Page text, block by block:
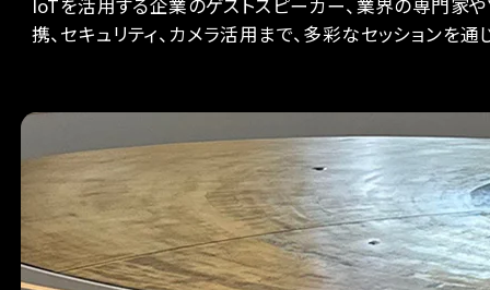
ス
セ
IoTを活用する企業のゲストスピーカー、業界の専門家
携、セキュリティ、カメラ活用まで、多彩なセッションを